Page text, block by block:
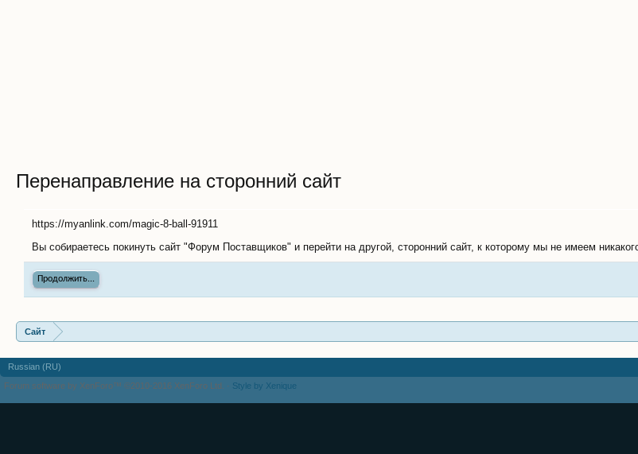
Перенаправление на сторонний сайт
https://myanlink.com/magic-8-ball-91911
Вы собираетесь покинуть сайт "Форум Поставщиков" и перейти на другой, сторонний сайт, к которому мы не имеем
Продолжить...
Сайт
Russian (RU)
Forum software by XenForo™ ©2010-2016 XenForo Ltd. · Style by Xenique